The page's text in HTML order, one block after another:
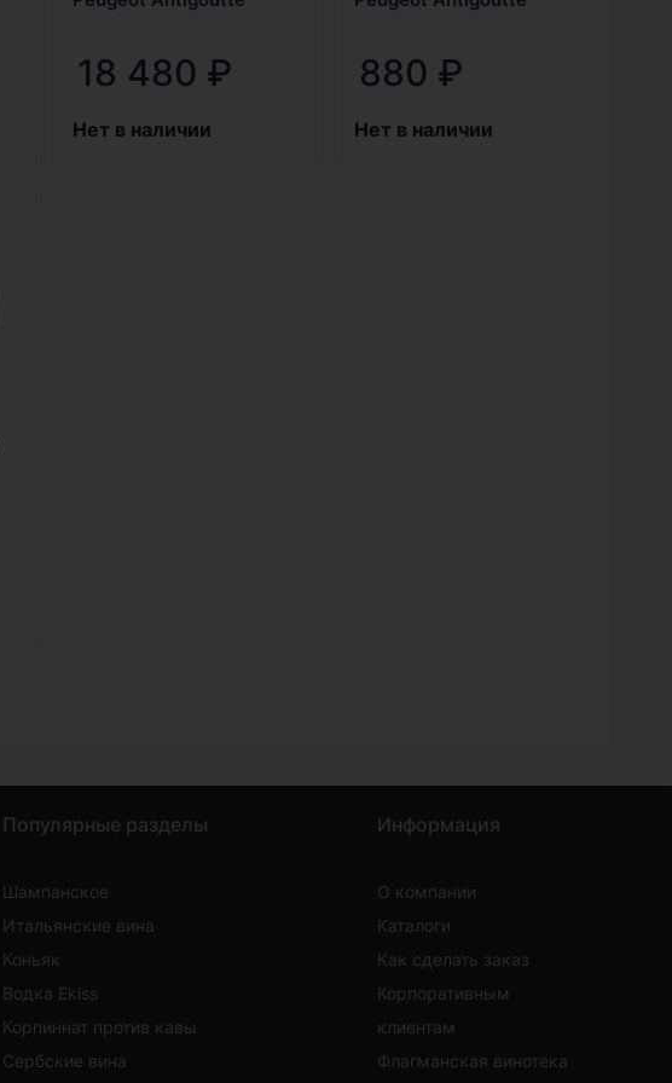
18 480 ₽
Нет в наличии
880 ₽
Нет в наличии
Популярные разделы
Шампанское
Итальянские вина
Коньяк
Водка Ekiss
Корпиннат против кавы
Сербские вина
Информация
О компании
Каталоги
Как сделать заказ
Корпоративным
клиентам
Флагманская винотека